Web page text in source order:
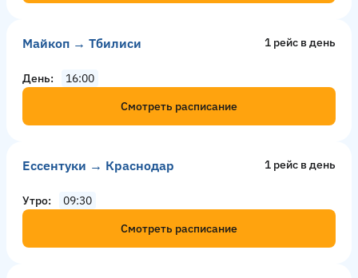
Майкоп → Тбилиси 1 рейс в день
День
16:00
Смотреть расписание
Ессентуки → Краснодар 1 рейс в день
Утро
09:30
Смотреть расписание